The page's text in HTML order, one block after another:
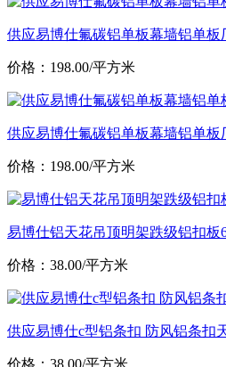
供应易博仕氟碳铝单板幕墙铝单板
价格：198.00/平方米
供应易博仕氟碳铝单板幕墙铝单板
价格：198.00/平方米
易博仕铝天花吊顶明架跌级铝扣板
价格：38.00/平方米
供应易博仕c型铝条扣 防风铝条扣
价格：38.00/平方米